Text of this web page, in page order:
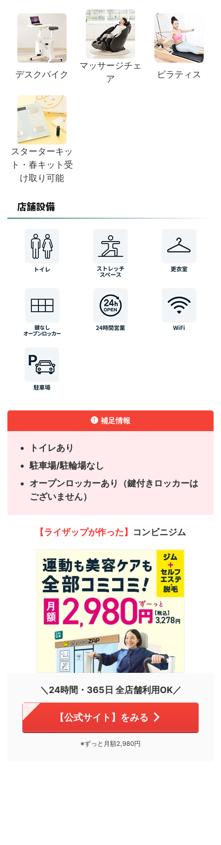
デスクバイク
マッサージチェ
ア
ピラティス
スターターキッ
ト・春キット受
け取り可能
店舗設備
補足情報
トイレあり
駐車場/駐輪場なし
オープンロッカーあり（鍵付きロッカーは
ございません）
【ライザップが作った】 コンビニジム
＼24時間・365日 全店舗利用OK／
【公式サイト】をみる
※ずっと月額2,980円